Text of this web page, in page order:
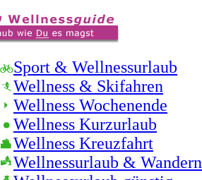
Sport & Wellnessurlaub
Wellness & Skifahren
Wellness Wochenende
Wellness Kurzurlaub
Wellness Kreuzfahrt
Wellnessurlaub & Wandern